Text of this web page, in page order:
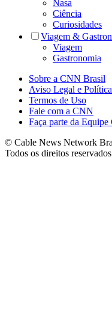
Nasa
Ciência
Curiosidades
Viagem &
Viagem
Gastronomia
Sobre a CNN Brasil
Aviso Legal e
Termos de Uso
Fale com a CNN
Faça parte da
© Cable News Network
Todos os direitos